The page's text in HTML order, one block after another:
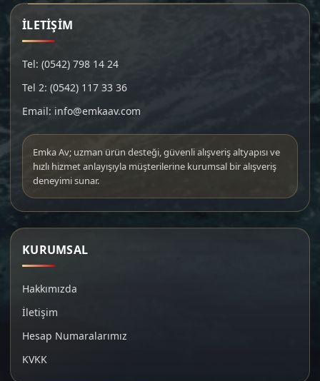
İLETİŞİM
Tel: (0542) 798 14 24
Tel 2: (0542) 117 33 36
Email: info@emkaav.com
Emka Av; uzman ürün desteği, güvenli alışveriş altyapısı ve
hızlı hizmet anlayışıyla müşterilerine kurumsal bir alışveriş
deneyimi sunar.
KURUMSAL
Hakkımızda
İletişim
Hesap Numaralarımız
KVKK